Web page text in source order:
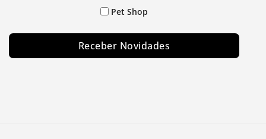
Pet Shop
Receber Novidades